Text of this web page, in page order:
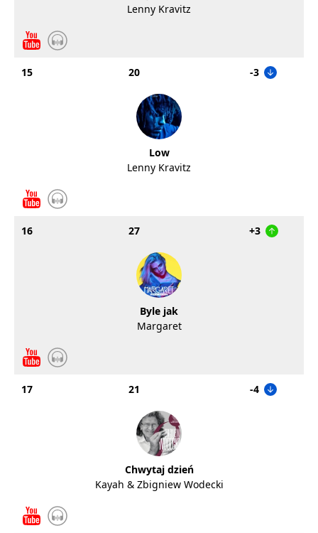
Lenny Kravitz
15 20 -3
Low
Lenny Kravitz
16 27 +3
Byle jak
Margaret
17 21 -4
Chwytaj dzień
Kayah & Zbigniew Wodecki